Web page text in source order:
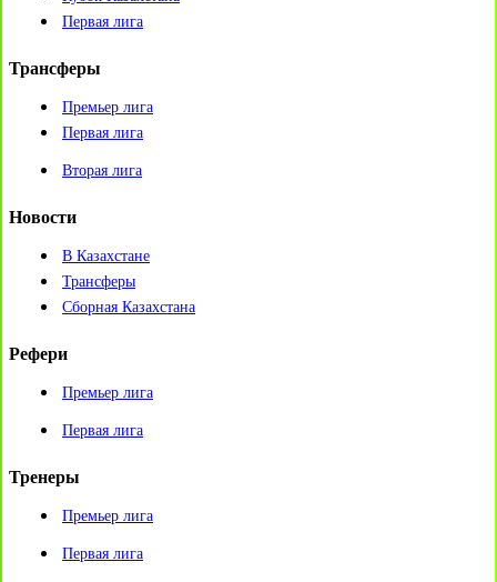
Первая лига
Трансферы
Премьер лига
Первая лига
Вторая лига
Новости
В Казахстане
Трансферы
Сборная Казахстана
Рефери
Премьер лига
Первая лига
Тренеры
Премьер лига
Первая лига